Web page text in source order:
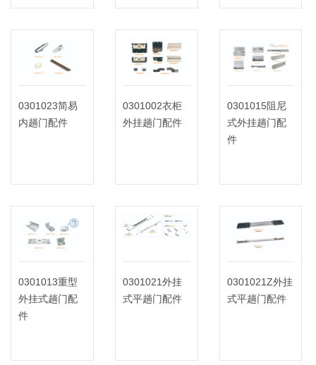
0301023简易
内趟门配件
0301002衣柜
外挂趟门配件
0301015阻尼
式外挂趟门配
件
0301013重型
外挂式趟门配
件
0301021外挂
式平趟门配件
0301021Z外挂
式平趟门配件